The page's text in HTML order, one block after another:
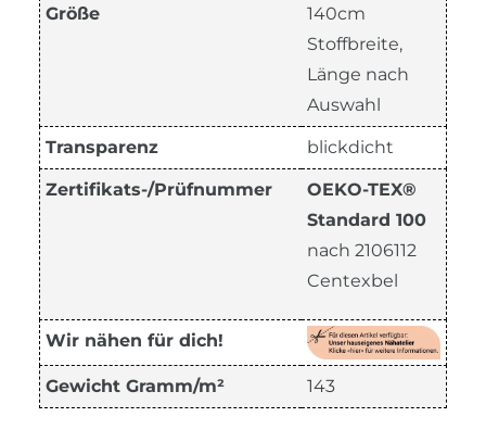
Größe
140cm
Stoffbreite,
Länge nach
Auswahl
Transparenz blickdicht
Zertifikats-/Prüfnummer
OEKO-TEX®
Standard 100
nach 2106112
Centexbel
Wir nähen für dich!
Gewicht Gramm/m² 143